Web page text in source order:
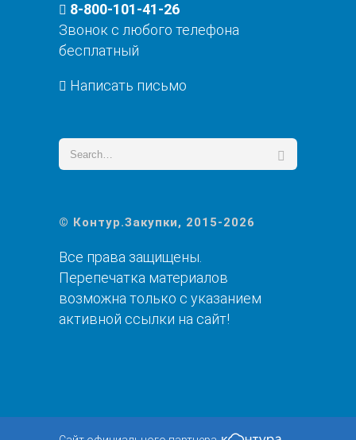
8-800-101-41-26
Звонок с любого телефона
бесплатный
Написать письмо
© Контур.Закупки, 2015-2026
Все права защищены.
Перепечатка материалов
возможна только с указанием
активной ссылки на сайт!